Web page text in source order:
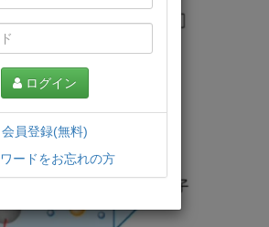
ログイン
会員登録(無料)
ードをお忘れの方